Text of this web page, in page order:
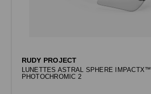
RUDY PROJECT
LUNETTES ASTRAL SPHERE IMPACTX™
PHOTOCHROMIC 2